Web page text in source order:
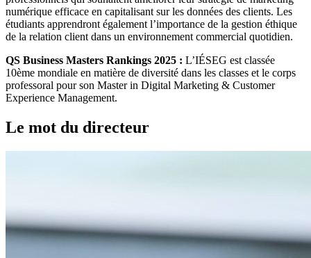
numérique efficace en capitalisant sur les données des clients. Les
étudiants apprendront également l’importance de la gestion éthique
de la relation client dans un environnement commercial quotidien.
QS Business Masters Rankings 2025 : L’IÉSEG est classée
10ème mondiale en matière de diversité dans les classes et le corps
professoral pour son Master in Digital Marketing & Customer
Experience Management.
Le mot du directeur